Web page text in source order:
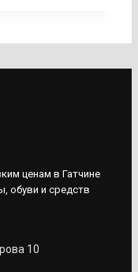
товара.
ценам в Гатчине
обуви и средств
10